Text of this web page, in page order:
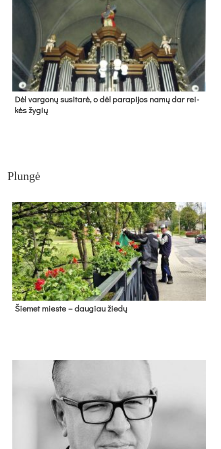
Dėl var­go­nų su­si­ta­rė, o dėl pa­ra­pi­jos na­mų dar rei­
kės žy­gių
Plungė
Šie­met mies­te – dau­giau žie­dų